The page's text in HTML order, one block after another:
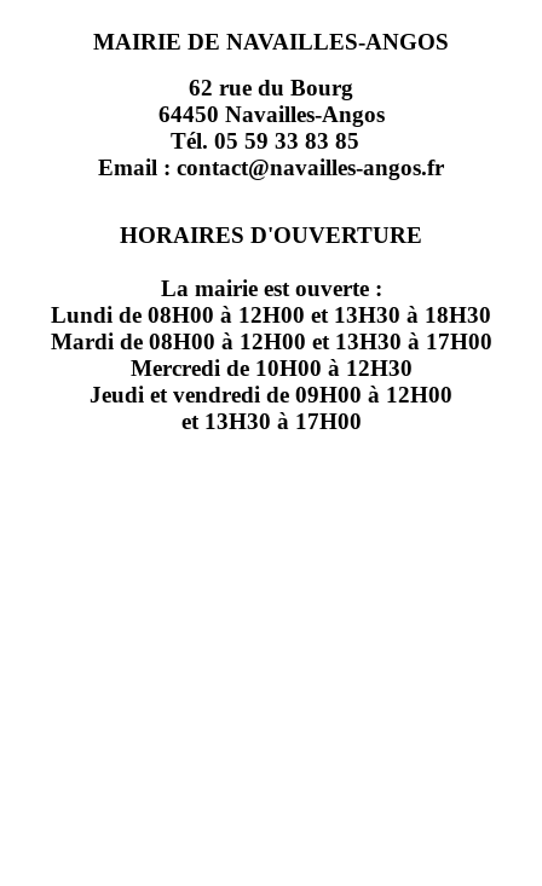
MAIRIE DE NAVAILLES-ANGOS
62 rue du Bourg
64450 Navailles-Angos
Tél. 05 59 33 83 85
Email : contact@navailles-angos.fr
HORAIRES D'OUVERTURE
La mairie est ouverte :
Lundi de 08H00 à 12H00 et 13H30 à 18H30
Mardi de 08H00 à 12H00 et 13H30 à 17H00
Mercredi de 10H00 à 12H30
Jeudi et vendredi de 09H00 à 12H00
et 13H30 à 17H00